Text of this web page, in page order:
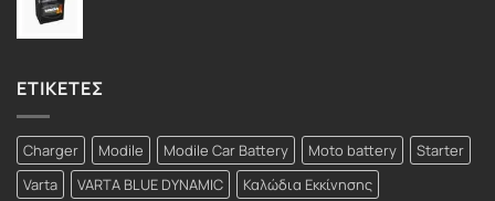
ΕΤΙΚΕΤΕΣ
Charger Modile Modile Car Battery Moto battery
Starter
Varta
VARTA BLUE DYNAMIC Καλώδια Εκκίνησης